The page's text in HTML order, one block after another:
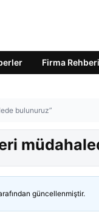
Firma Rehberi
bulunuruz”
güncellenmiştir.